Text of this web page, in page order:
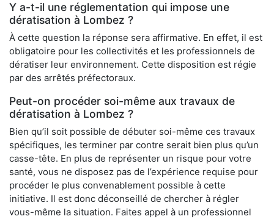
Y a-t-il une réglementation qui impose une
dératisation à Lombez ?
À cette question la réponse sera affirmative. En effet, il est
obligatoire pour les collectivités et les professionnels de
dératiser leur environnement. Cette disposition est régie
par des arrêtés préfectoraux.
Peut-on procéder soi-même aux travaux de
dératisation à Lombez ?
Bien qu’il soit possible de débuter soi-même ces travaux
spécifiques, les terminer par contre serait bien plus qu’un
casse-tête. En plus de représenter un risque pour votre
santé, vous ne disposez pas de l’expérience requise pour
procéder le plus convenablement possible à cette
initiative. Il est donc déconseillé de chercher à régler
vous-même la situation. Faites appel à un professionnel